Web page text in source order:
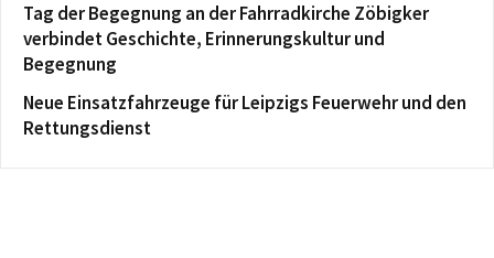
Tag der Begegnung an der Fahrradkirche Zöbigker
verbindet Geschichte, Erinnerungskultur und
Begegnung
Neue Einsatzfahrzeuge für Leipzigs Feuerwehr und den
Rettungsdienst